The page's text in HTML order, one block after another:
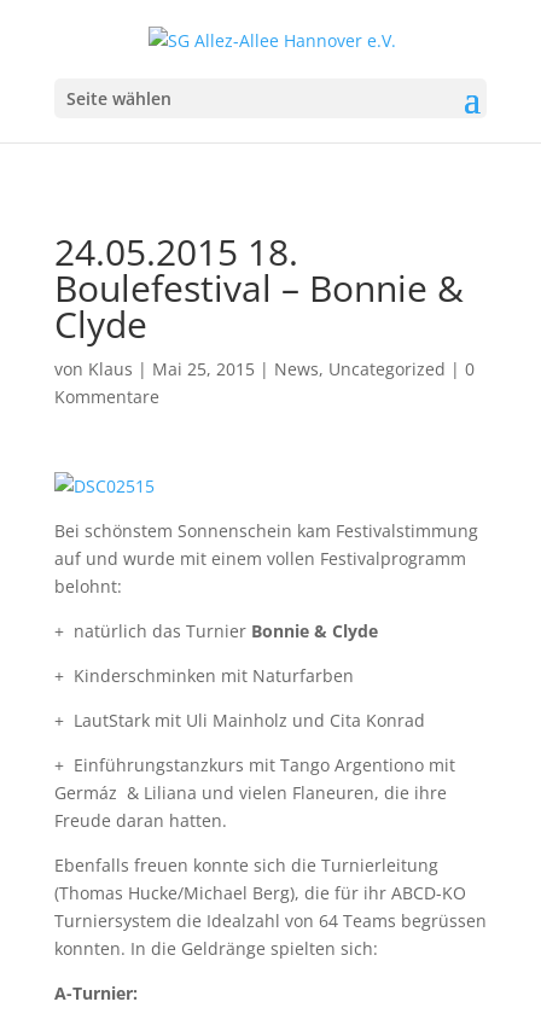
Seite wählen
24.05.2015 18.
Boulefestival – Bonnie &
Clyde
von Klaus | Mai 25, 2015| News, Uncategorized | 0
Kommentare
Bei schönstem Sonnenschein kam Festivalstimmung
auf und wurde mit einem vollen Festivalprogramm
belohnt:
+ natürlich das Turnier Bonnie & Clyde
+ Kinderschminken mit Naturfarben
+ LautStark mit Uli Mainholz und Cita Konrad
+ Einführungstanzkurs mit Tango Argentiono mit
Germáz & Liliana und vielen Flaneuren, die ihre
Freude daran hatten.
Ebenfalls freuen konnte sich die Turnierleitung
(Thomas Hucke/Michael Berg), die für ihr ABCD-KO
Turniersystem die Idealzahl von 64 Teams begrüssen
konnten. In die Geldränge spielten sich:
A-Turnier: